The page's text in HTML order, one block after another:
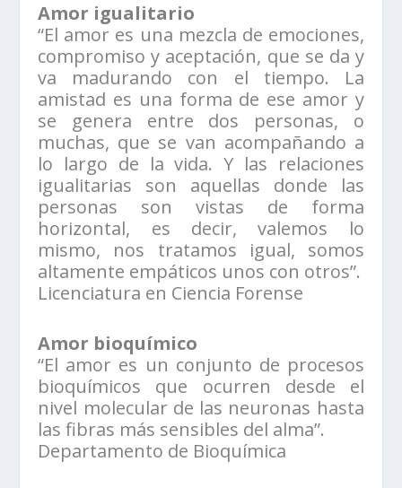
Amor igualitario
“El amor es una mezcla de emociones,
compromiso y aceptación, que se da y
va madurando con el tiempo. La
amistad es una forma de ese amor y
se genera entre dos personas, o
muchas, que se van acompañando a
lo largo de la vida. Y las relaciones
igualitarias son aquellas donde las
personas son vistas de forma
horizontal, es decir, valemos lo
mismo, nos tratamos igual, somos
altamente empáticos unos con otros”.
Licenciatura en Ciencia Forense
Amor bioquímico
“El amor es un conjunto de procesos
bioquímicos que ocurren desde el
nivel molecular de las neuronas hasta
las fibras más sensibles del alma”.
Departamento de Bioquímica